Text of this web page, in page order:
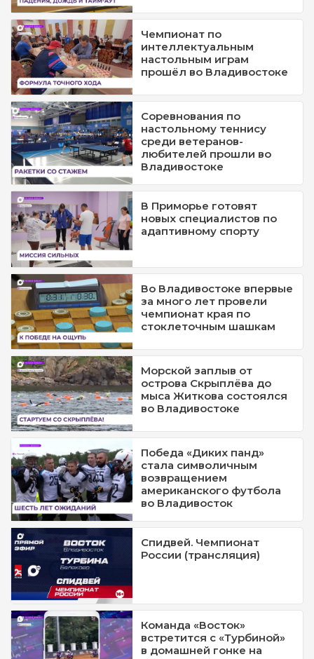
Чемпионат по
интеллектуальным
настольным играм
прошёл во Владивостоке
Соревнования по
настольному теннису
среди ветеранов-
любителей прошли во
Владивостоке
В Приморье готовят
новых специалистов по
адаптивному спорту
Во Владивостоке впервые
за много лет провели
чемпионат края по
стоклеточным шашкам
Морской заплыв от
острова Скрыплёва до
мыса Житкова состоялся
во Владивостоке
Победа «Диких панд»
стала символичным
возвращением
американского футбола
во Владивосток
Спидвей. Чемпионат
России (трансляция)
Команда «Восток»
встретится с «Турбиной»
в домашней гонке на